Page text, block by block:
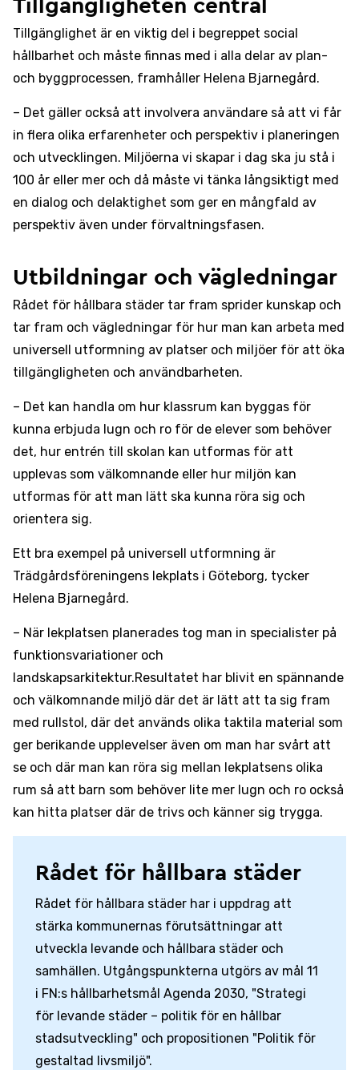
Tillgängligheten central
Tillgänglighet är en viktig del i begreppet social
hållbarhet och måste finnas med i alla delar av plan-
och byggprocessen, framhåller Helena Bjarnegård.
– Det gäller också att involvera användare så att vi får
in flera olika erfarenheter och perspektiv i planeringen
och utvecklingen. Miljöerna vi skapar i dag ska ju stå i
100 år eller mer och då måste vi tänka långsiktigt med
en dialog och delaktighet som ger en mångfald av
perspektiv även under förvaltningsfasen.
Utbildningar och vägledningar
Rådet för hållbara städer tar fram sprider kunskap och
tar fram och vägledningar för hur man kan arbeta med
universell utformning av platser och miljöer för att öka
tillgängligheten och användbarheten.
– Det kan handla om hur klassrum kan byggas för
kunna erbjuda lugn och ro för de elever som behöver
det, hur entrén till skolan kan utformas för att
upplevas som välkomnande eller hur miljön kan
utformas för att man lätt ska kunna röra sig och
orientera sig.
Ett bra exempel på universell utformning är
Trädgårdsföreningens lekplats i Göteborg, tycker
Helena Bjarnegård.
– När lekplatsen planerades tog man in specialister på
funktionsvariationer och
landskapsarkitektur.Resultatet har blivit en spännande
och välkomnande miljö där det är lätt att ta sig fram
med rullstol, där det används olika taktila material som
ger berikande upplevelser även om man har svårt att
se och där man kan röra sig mellan lekplatsens olika
rum så att barn som behöver lite mer lugn och ro också
kan hitta platser där de trivs och känner sig trygga.
Rådet för hållbara städer
Rådet för hållbara städer har i uppdrag att
stärka kommunernas förutsättningar att
utveckla levande och hållbara städer och
samhällen. Utgångspunkterna utgörs av mål 11
i FN:s hållbarhetsmål Agenda 2030, "Strategi
för levande städer – politik för en hållbar
stadsutveckling" och propositionen "Politik för
gestaltad livsmiljö".